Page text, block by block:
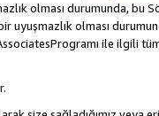
olması durumunda, bu
uyuşmazlık olması
ile ilgili